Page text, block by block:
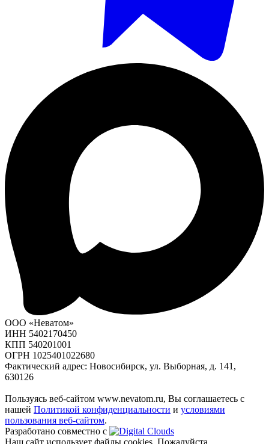
ООО «Неватом»
ИНН 5402170450
КПП 540201001
ОГРН 1025401022680
Фактический адрес: Новосибирск, ул. Выборная, д. 141,
630126
Пользуясь веб-сайтом www.nevatom.ru, Вы соглашаетесь с
нашей Политикой конфиденциальности и условиями
пользования веб-сайтом.
Разработано совместно с
Наш сайт использует файлы cookies. Пожалуйста,